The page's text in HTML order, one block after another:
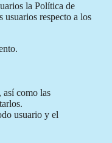
la Política de
respecto a los
como las
usuario y el